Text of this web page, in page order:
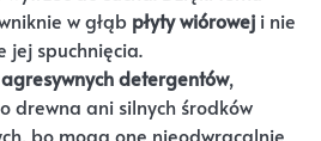
w głąb płyty wiórowej i nie
jej spuchnięcia.
detergentów,
drewna ani silnych środków
bo mogą one nieodwracalnie